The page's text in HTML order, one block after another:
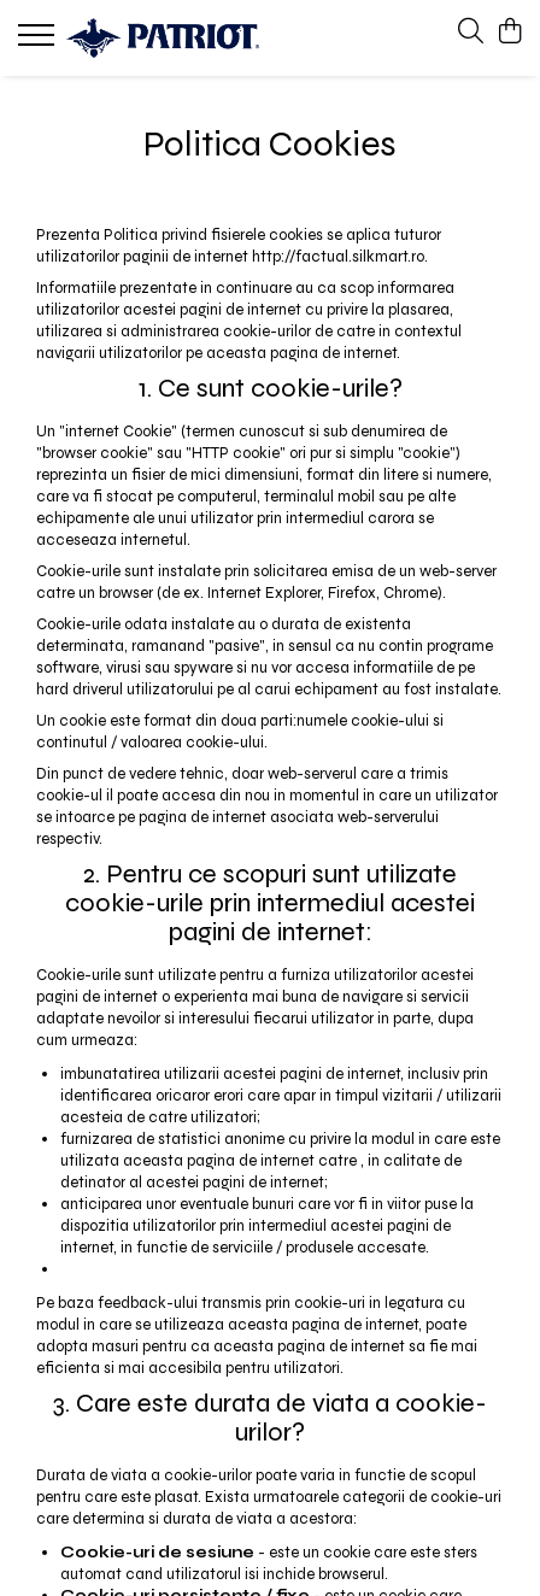
Politica Cookies
Prezenta Politica privind fisierele cookies se aplica tuturor
utilizatorilor paginii de internet http://factual.silkmart.ro.
Informatiile prezentate in continuare au ca scop informarea
utilizatorilor acestei pagini de internet cu privire la plasarea,
utilizarea si administrarea cookie-urilor de catre in contextul
navigarii utilizatorilor pe aceasta pagina de internet.
1. Ce sunt cookie-urile?
Un "internet Cookie" (termen cunoscut si sub denumirea de
"browser cookie" sau "HTTP cookie" ori pur si simplu "cookie")
reprezinta un fisier de mici dimensiuni, format din litere si numere,
care va fi stocat pe computerul, terminalul mobil sau pe alte
echipamente ale unui utilizator prin intermediul carora se
acceseaza internetul.
Cookie-urile sunt instalate prin solicitarea emisa de un web-server
catre un browser (de ex. Internet Explorer, Firefox, Chrome).
Cookie-urile odata instalate au o durata de existenta
determinata, ramanand "pasive", in sensul ca nu contin programe
software, virusi sau spyware si nu vor accesa informatiile de pe
hard driverul utilizatorului pe al carui echipament au fost instalate.
Un cookie este format din doua parti:numele cookie-ului si
continutul / valoarea cookie-ului.
Din punct de vedere tehnic, doar web-serverul care a trimis
cookie-ul il poate accesa din nou in momentul in care un utilizator
se intoarce pe pagina de internet asociata web-serverului
respectiv.
2. Pentru ce scopuri sunt utilizate
cookie-urile prin intermediul acestei
pagini de internet:
Cookie-urile sunt utilizate pentru a furniza utilizatorilor acestei
pagini de internet o experienta mai buna de navigare si servicii
adaptate nevoilor si interesului fiecarui utilizator in parte, dupa
cum urmeaza:
imbunatatirea utilizarii acestei pagini de internet, inclusiv prin
identificarea oricaror erori care apar in timpul vizitarii / utilizarii
acesteia de catre utilizatori;
furnizarea de statistici anonime cu privire la modul in care este
utilizata aceasta pagina de internet catre , in calitate de
detinator al acestei pagini de internet;
anticiparea unor eventuale bunuri care vor fi in viitor puse la
dispozitia utilizatorilor prin intermediul acestei pagini de
internet, in functie de serviciile / produsele accesate.
Pe baza feedback-ului transmis prin cookie-uri in legatura cu
modul in care se utilizeaza aceasta pagina de internet, poate
adopta masuri pentru ca aceasta pagina de internet sa fie mai
eficienta si mai accesibila pentru utilizatori.
3. Care este durata de viata a cookie-
urilor?
Durata de viata a cookie-urilor poate varia in functie de scopul
pentru care este plasat. Exista urmatoarele categorii de cookie-uri
care determina si durata de viata a acestora:
Cookie-uri de sesiune - este un cookie care este sters
automat cand utilizatorul isi inchide browserul.